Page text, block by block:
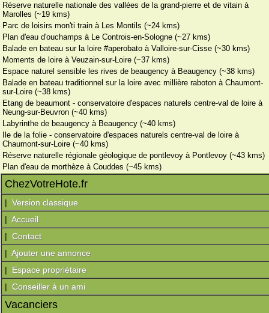
Réserve naturelle nationale des vallées de la grand-pierre et de vitain à
Marolles (~19 kms)
Parc de loisirs mon'ti train à Les Montils (~24 kms)
Plan d'eau d'ouchamps à Le Controis-en-Sologne (~27 kms)
Balade en bateau sur la loire #aperobato à Valloire-sur-Cisse (~30 kms)
Moments de loire à Veuzain-sur-Loire (~37 kms)
Espace naturel sensible les rives de beaugency à Beaugency (~38 kms)
Balade en bateau traditionnel sur la loire avec millière raboton à Chaumont-
sur-Loire (~38 kms)
Etang de beaumont - conservatoire d'espaces naturels centre-val de loire à
Neung-sur-Beuvron (~40 kms)
Labyrinthe de beaugency à Beaugency (~40 kms)
Ile de la folie - conservatoire d'espaces naturels centre-val de loire à
Chaumont-sur-Loire (~40 kms)
Réserve naturelle régionale géologique de pontlevoy à Pontlevoy (~43 kms)
Plan d'eau de morthèze à Couddes (~45 kms)
ChezVotreHote.fr
| Version classique
| Accueil
| Contact
| Ajouter une annonce
| Espace propriétaire
| Conseiller à un ami
Vacanciers